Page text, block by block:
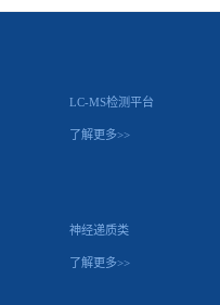
LC-MS检测平台
了解更多>>
神经递质类
了解更多>>